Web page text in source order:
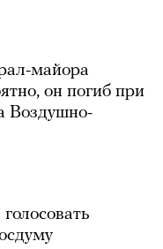
майора
он погиб при
Воздушно-